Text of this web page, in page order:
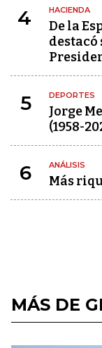
4 HACIENDA
De la
destacó
5 DEPORTES
Jorge
(1958-
6 ANÁLISIS
Más
MÁS DE